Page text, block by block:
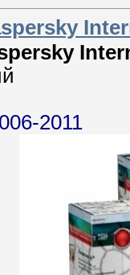
2011